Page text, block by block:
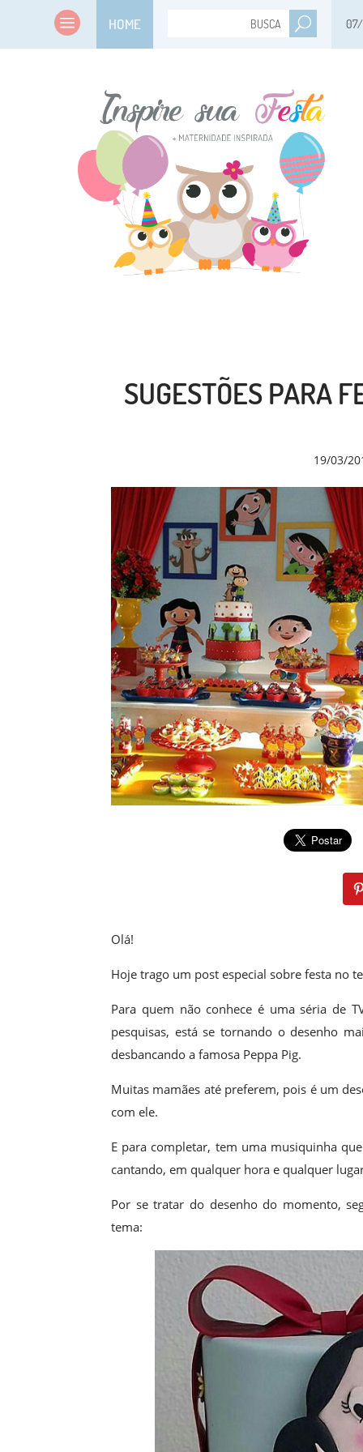
HOME
SUGESTÕES PARA
19/03/
Olá!
Hoje trago um post especial sobre festa no
Para quem não conhece é uma séria de
pesquisas, está se tornando o desenho
desbancando a famosa Peppa Pig.
Muitas mamães até preferem, pois é um
com ele.
E para completar, tem uma musiquinha
cantando, em qualquer hora e qualquer
Por se tratar do desenho do momento,
tema: